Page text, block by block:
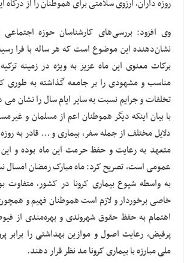
روزه داران، آرزوی سلامتی برای هموطنان را از
وی افزود: بررسی‌های کارشناسان حوزه
نشان‌دهنده این موضوع است که هر ساله با فرا
برکات معنوی این ماه عزیز به ویژه در زمینه
مناسب و مشهودی را بر جامعه گذاشته به طوری
تخلفات و جرایم نسبت به سایر ایام سال را نشان
با بیان اینکه دیگر هموطنان اعم از مسلمان و
دلایل مختلف از جمله سفر، بیماری و … قادر به
متعهد به رعایت و حفظ حرمت این ماه بوده و
عمومی است، تصریح کرد: ماه مبارک رمضان امسال
به واسطه شیوع بیماری کرونا در کشور، متفاوت
خاصی برخوردار و لازم است هموطنان فهیم و
اهتمام به حفظ حقوق شهروندی و بهره‌مندی از
پرفیض، رعایت اصول و موازین بهداشتی را برابر
ملی مبارزه با بیماری کرونا مد نظر قرار دهند.